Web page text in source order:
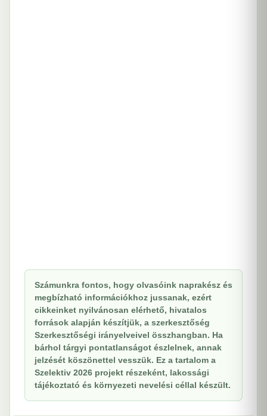
Számunkra fontos, hogy olvasóink naprakész és
megbízható információkhoz jussanak, ezért
cikkeinket nyilvánosan elérhető, hivatalos
források alapján készítjük, a szerkesztőség
Szerkesztőségi irányelveivel összhangban. Ha
bárhol tárgyi pontatlanságot észlelnek, annak
jelzését köszönettel vesszük. Ez a tartalom a
Szelektiv 2026 projekt részeként, lakossági
tájékoztató és környezeti nevelési céllal készült.